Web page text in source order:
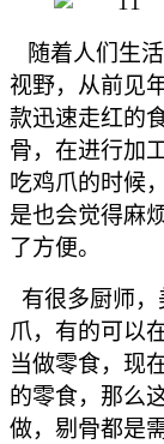
随着人们生
视野，从前见
款迅速走红的
骨，在进行加
吃鸡爪的时候
是也会觉得麻
了方便。
有很多厨师
爪，有的可以
当做零食，现
的零食，那么
做，剔骨都是